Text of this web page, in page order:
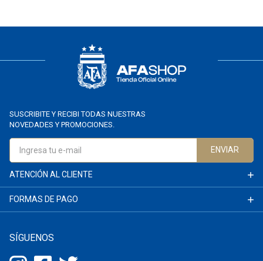
SUSCRIBITE Y RECIBI TODAS NUESTRAS
NOVEDADES Y PROMOCIONES.
ENVIAR
ATENCIÓN AL CLIENTE
FORMAS DE PAGO
SÍGUENOS